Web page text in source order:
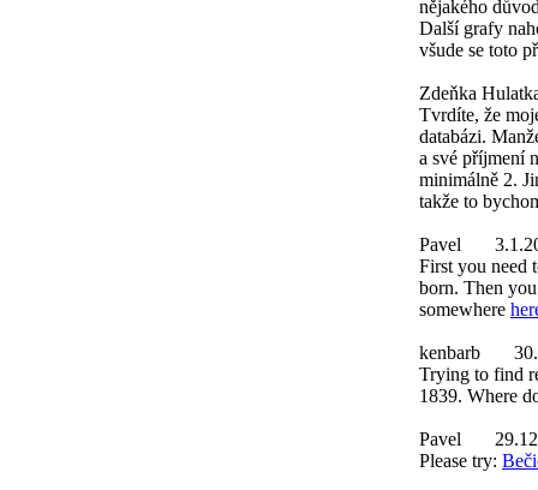
nějakého
Další grafy
všude se toto
Zdeňka
Tvrdíte, že
databázi.
a své příjmení
minimálně 2.
takže to
Pavel
First you need
born. Then
somewhere
kenbarb
Trying to find
1839. Where
Pavel
Please try: